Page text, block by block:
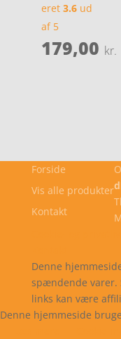
eret 3.6ud
af 5
179,00 kr.
Forside
Vis alle produkter
Kontakt
Denne
spændende varer.
links kan være
Denne hjemmeside